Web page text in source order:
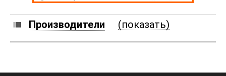
Производители (показать)